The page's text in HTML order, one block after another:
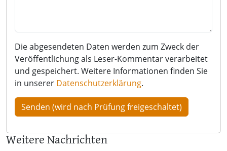
Die abgesendeten Daten werden zum Zweck der
Veröffentlichung als Leser-Kommentar verarbeitet
und gespeichert. Weitere Informationen finden Sie
in unserer Datenschutzerklärung.
Weitere Nachrichten